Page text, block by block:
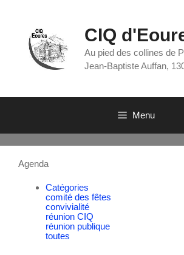
CIQ
Au pied des collines de
Jean-Baptiste Auffan,
Menu
Agenda
Catégories
comité des fêtes
convivialité
réunion CIQ
réunion publique
toutes